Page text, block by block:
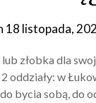
18 listopada,
złobka dla
oddziały: w
bycia sobą, do